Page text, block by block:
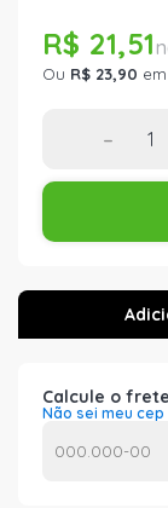
R$ 21,51
Ou R$ 23,90
-
Calcule o
Não sei meu cep